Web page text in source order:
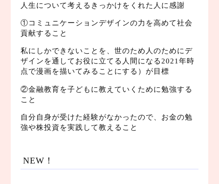
人生について考えるきっかけをくれた人に感謝
①コミュニケーションデザインの力を高めて社会
貢献すること
私にしかできないことを、世のため人のためにデ
ザインを通してお役に立てる人間になる2021年時
点で漫画を描いてみることにする）が目標
②金融教育を子どもに教えていくために勉強する
こと
自分自身が受けた経験がなかったので、お金の勉
強や株投資を実践して教えること
NEW！